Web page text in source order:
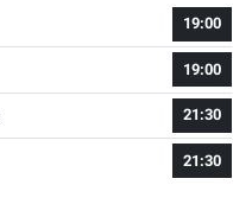
19:00
19:00
21:30
21:30